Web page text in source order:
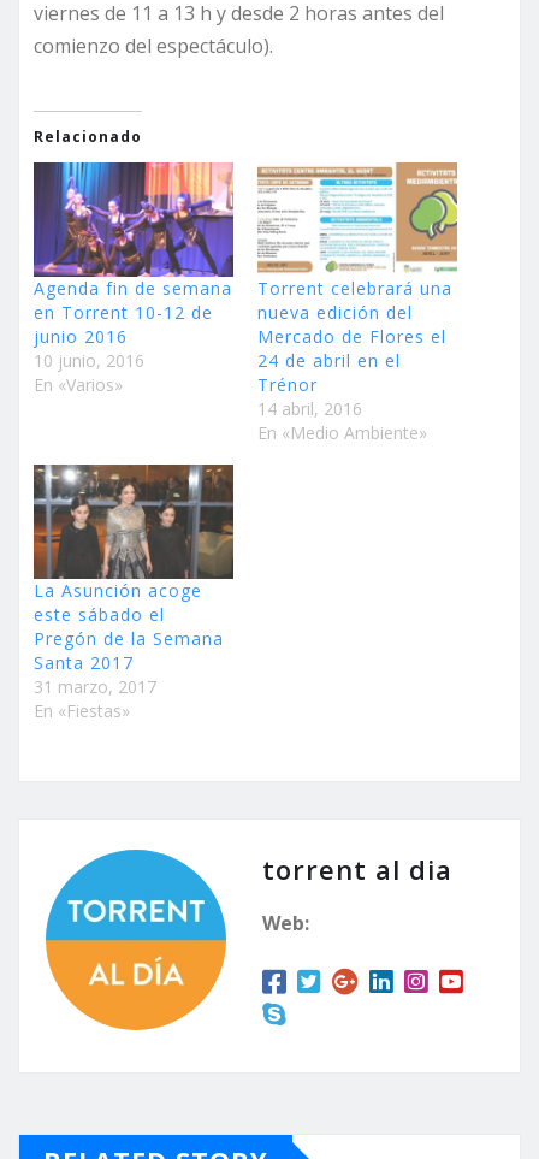
viernes de 11 a 13 h y desde 2 horas antes del
comienzo del espectáculo).
Relacionado
Agenda fin de semana
en Torrent 10-12 de
junio 2016
10 junio, 2016
En «Varios»
Torrent celebrará una
nueva edición del
Mercado de Flores el
24 de abril en el
Trénor
14 abril, 2016
En «Medio Ambiente»
La Asunción acoge
este sábado el
Pregón de la Semana
Santa 2017
31 marzo, 2017
En «Fiestas»
torrent al dia
Web: